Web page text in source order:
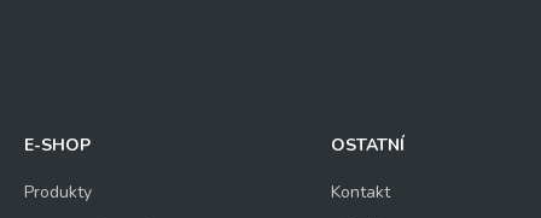
E-SHOP
Produkty
OSTATNÍ
Kontakt